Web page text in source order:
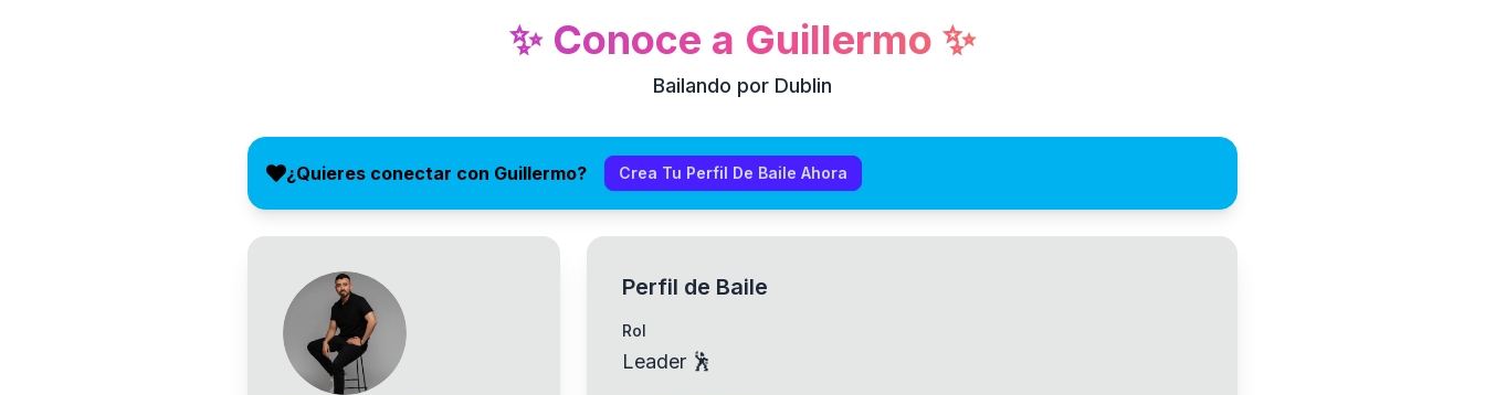
✨ Conoce a Guillermo ✨
Bailando por Dublin
¿Quieres conectar con Guillermo? Crea Tu Perfil De Baile Ahora
Perfil de Baile
Rol
Leader 🕺